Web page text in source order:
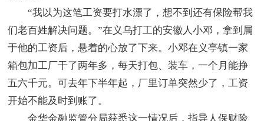
“我以为这笔工资要打水漂了，想不到还有保险帮我
们老百姓解决问题。”在义乌打工的安徽人小邓，拿到属
于他的工资后，悬着的心放了下来。小邓在义亭镇一家
箱包加工厂干了两年多，每天打包、装车，一个月能挣
五六千元。可去年下半年起，厂里订单突然少了，工资
开始不能及时到账了。
金华金融监管分局获悉这一情况后，指导人保财险